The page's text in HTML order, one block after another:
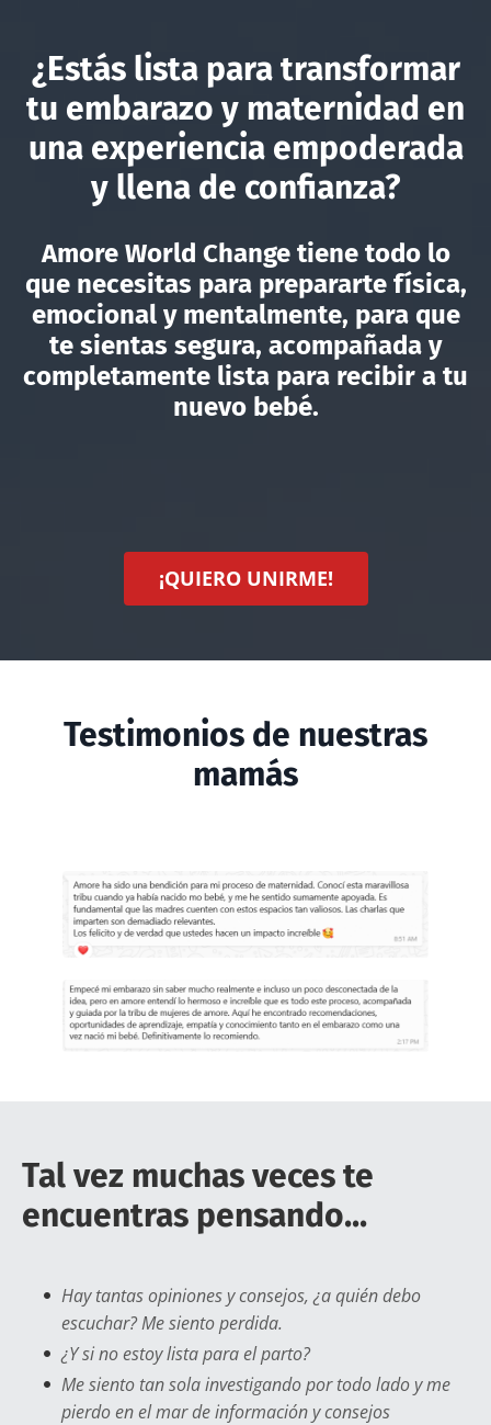
¿Estás lista para transformar
tu embarazo y maternidad en
una experiencia empoderada
y llena de confianza?
Amore World Change tiene todo lo
que necesitas para prepararte física,
emocional y mentalmente, para que
te sientas segura, acompañada y
completamente lista para recibir a tu
nuevo bebé.
¡QUIERO UNIRME!
Testimonios de nuestras
mamás
Tal vez muchas veces te
encuentras pensando...
Hay tantas opiniones y consejos, ¿a quién debo
escuchar? Me siento perdida.
¿Y si no estoy lista para el parto?
Me siento tan sola investigando por todo lado y me
pierdo en el mar de información y consejos